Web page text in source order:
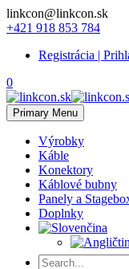
linkcon@linkcon.sk
+421 918 853 784
Registrácia |
0
Primary Menu
Výrobky
Káble
Konektory
Káblové bubny
Panely a
Doplnky